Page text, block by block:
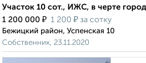
Участок 10 сот., ИЖС, в черте
1 200 000 ₽ 1 200 ₽ за сотку
Бежицкий район, Успенская 10
Собственник, 23.11.2020